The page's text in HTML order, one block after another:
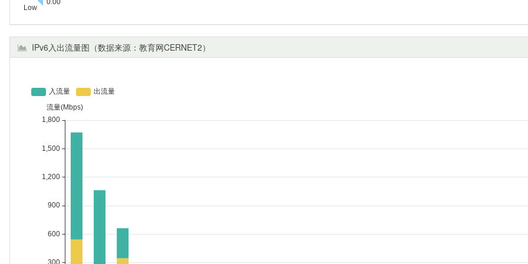
IPv6入出流量图（数据来源：教育网CERNET2）